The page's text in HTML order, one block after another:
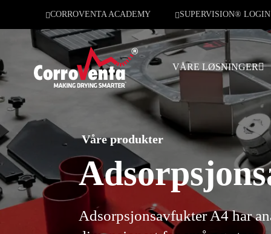
CORROVENTA ACADEMY SUPERVISION® LOGIN
VÅRE LØSNINGER
Våre produkter
Adsorpsjonsavfukter A4 har